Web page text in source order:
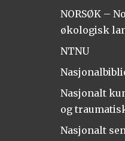
NORSØK –
økologisk
NTNU
Nasjonalt
og
Nasjonalt